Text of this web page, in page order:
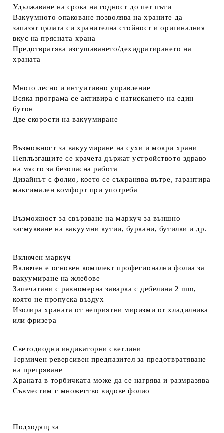
Удължаване на срока на годност до пет пъти
Вакуумното опаковане позволява на храните да
запазят цялата си хранителна стойност и оригиналния
вкус на прясната храна
Предотвратява изсушаването/дехидратирането на
храната
Много лесно и интуитивно управление
Всяка програма се активира с натискането на един
бутон
Две скорости на вакуумиране
Възможност за вакуумиране на сухи и мокри храни
Неплъзгащите се крачета държат устройството здраво
на място за безопасна работа
Дизайнът с фолио, което се съхранява вътре, гарантира
максимален комфорт при употреба
Възможност за свързване на маркуч за външно
засмукване на вакуумни кутии, буркани, бутилки и др.
Включен маркуч
Включен е основен комплект професионални фолиа за
вакуумиране на жлебове
Запечатани с равномерна заварка с дебелина 2 mm,
която не пропуска въздух
Изолира храната от неприятни миризми от хладилника
или фризера
Светодиодни индикаторни светлини
Термичен реверсивен предпазител за предотвратяване
на прегряване
Храната в торбичката може да се нагрява и размразява
Съвместим с множество видове фолио
Подходящ за